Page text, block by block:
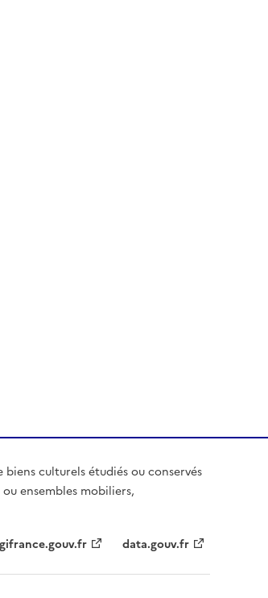
culturels étudiés ou conservés
ensembles mobiliers,
data.gouv.fr